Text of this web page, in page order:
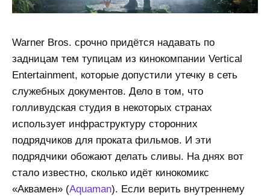
Warner Bros. срочно придётся надавать по
задницам тем тупицам из кинокомпании Vertical
Entertainment, которые допустили утечку в сеть
служебных документов. Дело в том, что
голливудская студия в некоторых странах
использует инфраструктуру сторонних
подрядчиков для проката фильмов. И эти
подрядчики обожают делать сливы. На днях вот
стало известно, сколько идёт кинокомикс
«Аквамен» (Aquaman). Если верить внутреннему